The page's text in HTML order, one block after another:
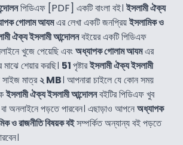
পিডিএফ [PDF] একটি বাংলা বই। ইসলামী ঐক্য
গোলাম আযমএর লেখা একটি জনপ্রিয়ইসলামিক ও
ঐক্য ইসলামী আন্দোলনবইয়ের একটি পিডিএফ
খুজে পেয়েছি এবংঅধ্যাপক গোলাম আযমএর
শেয়ার করছি। 51পৃষ্টারইসলামী ঐক্য ইসলামী
মাত্র২ MB। আপনারা চাইলে যে কোন সময়
ইসলামী ঐক্য ইসলামী আন্দোলনবইটির পিডিএফ খুব
অনলাইনে পড়তে পারবেন। এছাড়াও আপনেঅধ্যাপক
ও রাজনীতি বিষয়ক বইসম্পর্কিত অন্যান্য বই পড়তে